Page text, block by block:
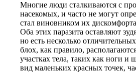
Многие люди сталкиваются с
насекомых, и часто не могут
стал виновником их
Оба этих паразита оставляют
но есть несколько
блох, как правило,
участках тела, таких как ноги
вид маленьких красных точек,